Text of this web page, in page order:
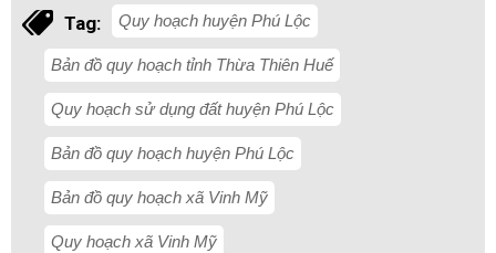
Tag: Quy hoạch huyện Phú Lộc
Bản đồ quy hoạch tỉnh Thừa Thiên Huế
Quy hoạch sử dụng đất huyện Phú Lộc
Bản đồ quy hoạch huyện Phú Lộc
Bản đồ quy hoạch xã Vinh Mỹ
Quy hoạch xã Vinh Mỹ